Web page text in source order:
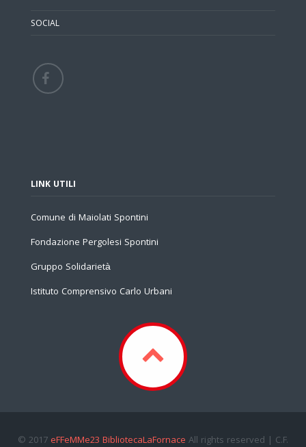
SOCIAL
LINK UTILI
Comune di Maiolati Spontini
Fondazione Pergolesi Spontini
Gruppo Solidarietà
Istituto Comprensivo Carlo Urbani
© 2017 eFFeMMe23 BibliotecaLaFornace All rights reserved | C.F.